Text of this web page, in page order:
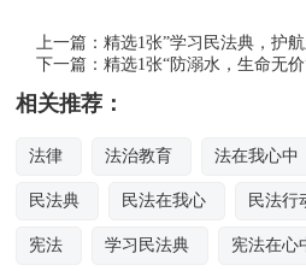
上一篇：精选1张”学习民法典，护
下一篇：精选1张“防溺水，生命无
相关推荐：
法律 法治教育 法在我心中
民法典 民法在我心 民法行
宪法 学习民法典 宪法在心